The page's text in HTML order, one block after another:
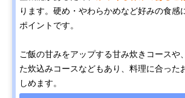
ります。硬め・やわらかめなど好みの食感
ポイントです。
ご飯の甘みをアップする甘み炊きコースや
た炊込みコースなどもあり、料理に合った
しめます。